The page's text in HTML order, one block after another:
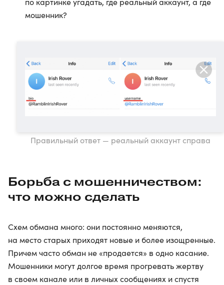
мошенник?
Правильный ответ — реальный аккаунт справа
Борьба с мошенничеством:
что можно сделать
Схем обмана много: они постоянно меняются,
на место старых приходят новые и более изощренные.
Причем часто обман не «продается» в одно касание.
Мошенники могут долгое время прогревать жертву
в своем канале или в личных сообщениях и спустя